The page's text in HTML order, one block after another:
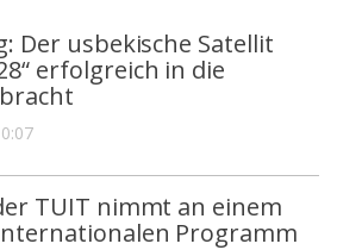
Der usbekische Satellit
erfolgreich in die
TUIT nimmt an einem
Programm